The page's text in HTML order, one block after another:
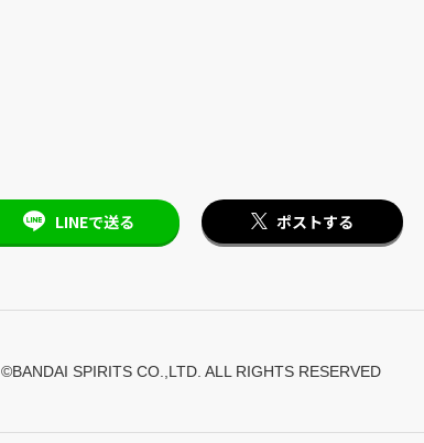
LINEで送る ポストする
©BANDAI SPIRITS CO.,LTD. ALL RIGHTS RESERVED